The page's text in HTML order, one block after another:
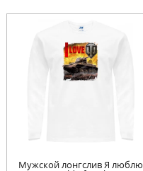
Мужской лонгслив Я люблю